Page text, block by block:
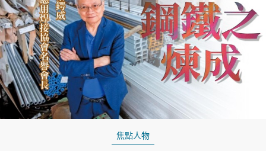
焦點人物